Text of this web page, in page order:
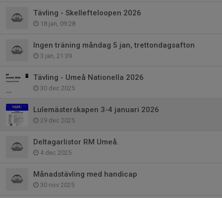
Tävling - Skellefteloopen 2026
18 jan, 09:28
Ingen träning måndag 5 jan, trettondagsafton
3 jan, 21:39
Tävling - Umeå Nationella 2026
30 dec 2025
Lulemästerskapen 3-4 januari 2026
29 dec 2025
Deltagarlistor RM Umeå.
4 dec 2025
Månadstävling med handicap
30 nov 2025